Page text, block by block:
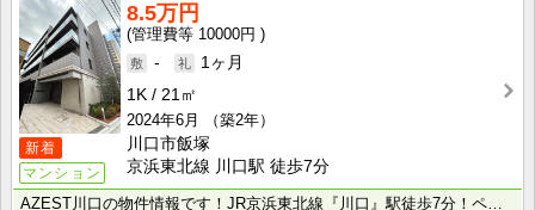
新着
マンション
8.5万円
10000円
-
1ヶ月
1K
21㎡
2024年6月
（築2年）
川口市飯塚
京浜東北線 川口駅 徒歩7分